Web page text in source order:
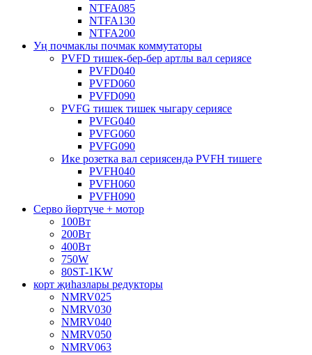
NTFA085
NTFA130
NTFA200
Уң почмаклы почмак коммутаторы
PVFD тишек-бер-бер артлы вал сериясе
PVFD040
PVFD060
PVFD090
PVFG тишек тишек чыгару сериясе
PVFG040
PVFG060
PVFG090
Ике розетка вал сериясендә PVFH тишеге
PVFH040
PVFH060
PVFH090
Серво йөртүче + мотор
100Вт
200Вт
400Вт
750W
80ST-1KW
корт җиһазлары редукторы
NMRV025
NMRV030
NMRV040
NMRV050
NMRV063